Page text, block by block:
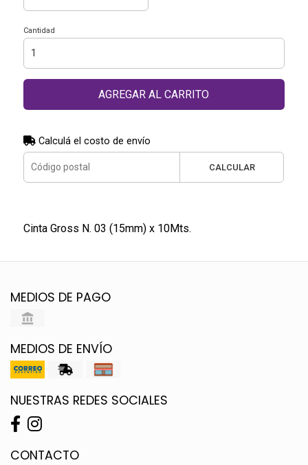
Cantidad
AGREGAR AL CARRITO
Calculá el costo de envío
CALCULAR
Cinta Gross N. 03 (15mm) x 10Mts.
MEDIOS DE PAGO
MEDIOS DE ENVÍO
NUESTRAS REDES SOCIALES
CONTACTO